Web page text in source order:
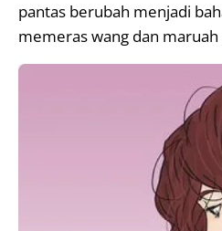
pantas berubah menjadi
memeras wang dan